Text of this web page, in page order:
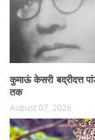
कुमाऊं केसरी बद्रीदत्त
तक
August 07, 2026